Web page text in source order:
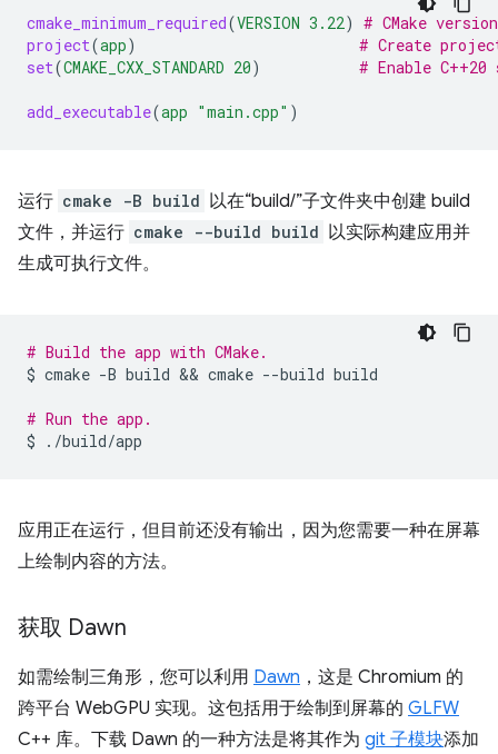
cmake_minimum_required(VERSION 3.22) # CMake
project(app)
# Create
set(CMAKE_CXX_STANDARD 20) # Enable C++20
add_executable(app "main.cpp" )
运行 cmake -B build 以在“build/”子文件夹中创建 build
文件，并运行 cmake --build build 以实际构建应用并
生成可执行文件。
# Build the app with CMake.
$ cmake -B build && cmake --build build
# Run the app.
$
应用正在运行，但目前还没有输出，因为您需要一种在屏幕
上绘制内容的方法。
获取 Dawn
如需绘制三角形，您可以利用 Dawn ，这是 Chromium 的
跨平台 WebGPU 实现。这包括用于绘制到屏幕的 GLFW
C++ 库。下载 Dawn 的一种方法是将其作为 git 子模块添加